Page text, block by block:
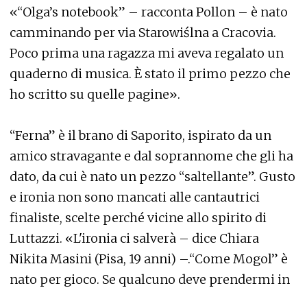
«“Olga’s notebook” – racconta Pollon – è nato
camminando per via Starowiślna a Cracovia.
Poco prima una ragazza mi aveva regalato un
quaderno di musica. È stato il primo pezzo che
ho scritto su quelle pagine».
“Ferna” è il brano di Saporito, ispirato da un
amico stravagante e dal soprannome che gli ha
dato, da cui è nato un pezzo “saltellante”. Gusto
e ironia non sono mancati alle cantautrici
finaliste, scelte perché vicine allo spirito di
Luttazzi. «L'ironia ci salverà – dice Chiara
Nikita Masini (Pisa, 19 anni) –.“Come Mogol” è
nato per gioco. Se qualcuno deve prendermi in